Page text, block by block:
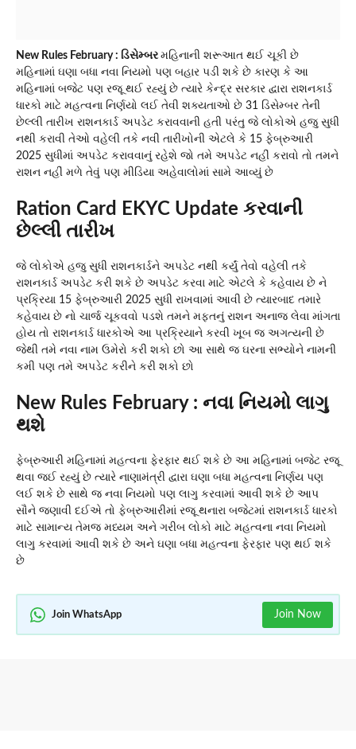
New Rules February : ડિસેમ્બરમહિનાની શરૂઆત થઈ ચૂકી છે
મહિનામાં ઘણા બધા નવા નિયમો પણ બહાર પડી શકે છે કારણ કે આ
મહિનામાં બજેટ પણ રજૂ થઈ રહ્યું છે ત્યારે કેન્દ્ર સરકાર દ્વારા રાશનકાર્ડ
ધારકો માટે મહત્વના નિર્ણયો લઈ તેવી શક્યતાઓ છે 31 ડિસેમ્બર તેની
છેલ્લી તારીખ રાશનકાર્ડ અપડેટ કરાવવાની હતી પરંતુ જે લોકોએ હજુ સુધી
નથી કરાવી તેઓ વહેલી તકે નવી તારીખોની એટલે કે 15 ફેબ્રુઆરી
2025 સુધીમાં અપડેટ કરાવવાનું રહેશે જો તમે અપડેટ નહીં કરાવો તો તમને
રાશન નહીં મળે તેવું પણ મીડિયા અહેવાલોમાં સામે આવ્યું છે
Ration Card EKYC Update કરવાની
છેલ્લી તારીખ
જે લોકોએ હજુ સુધી રાશનકાર્ડને અપડેટ નથી કર્યું તેવો વહેલી તકે
રાશનકાર્ડ અપડેટ કરી શકે છે અપડેટ કરવા માટે એટલે કે કહેવાય છે ને
પ્રક્રિયા 15 ફેબ્રુઆરી 2025 સુધી રાખવામાં આવી છે ત્યારબાદ તમારે
કહેવાય છે નો ચાર્જ ચૂકવવો પડશે તમને મફતનું રાશન અનાજ લેવા માંગતા
હોય તો રાશનકાર્ડ ધારકોએ આ પ્રક્રિયાને કરવી ખૂબ જ અગત્યની છે
જેથી તમે નવા નામ ઉમેરો કરી શકો છો આ સાથે જ ઘરના સભ્યોને નામની
કમી પણ તમે અપડેટ કરીને કરી શકો છો
New Rules February : નવા નિયમો લાગુ
થશે
ફેબ્રુઆરી મહિનામાં મહત્વના ફેરફાર થઈ શકે છે આ મહિનામાં બજેટ રજૂ
થવા જઈ રહ્યું છે ત્યારે નાણામંત્રી દ્વારા ઘણા બધા મહત્વના નિર્ણય પણ
લઈ શકે છે સાથે જ નવા નિયમો પણ લાગુ કરવામાં આવી શકે છે આપ
સૌને જણાવી દઈએ તો ફેબ્રુઆરીમાં રજૂ થનારા બજેટમાં રાશનકાર્ડ ધારકો
માટે સામાન્ય તેમજ મધ્યમ અને ગરીબ લોકો માટે મહત્વના નવા નિયમો
લાગુ કરવામાં આવી શકે છે અને ઘણા બધા મહત્વના ફેરફાર પણ થઈ શકે
છે
Join WhatsApp Join Now